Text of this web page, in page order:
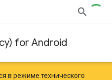
for Android
в режиме технического